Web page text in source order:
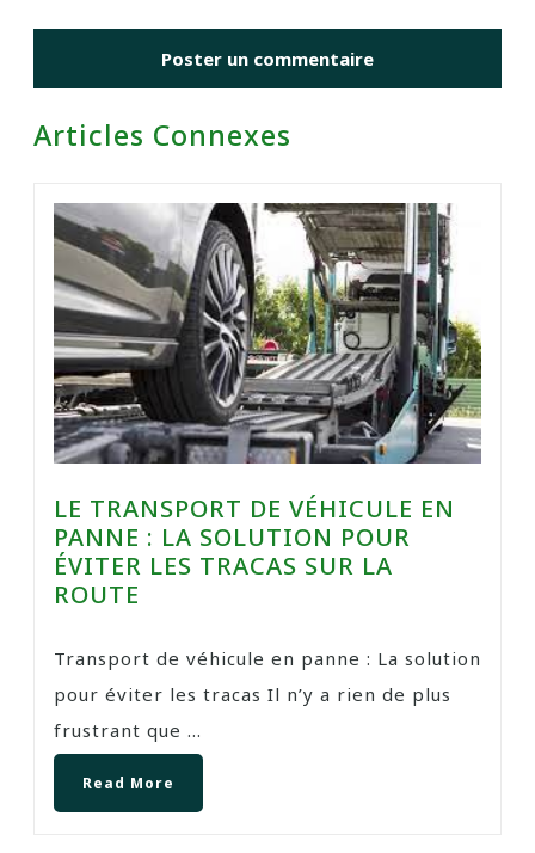
Articles Connexes
LE TRANSPORT DE VÉHICULE EN
PANNE : LA SOLUTION POUR
ÉVITER LES TRACAS SUR LA
ROUTE
Transport de véhicule en panne : La solution
pour éviter les tracas Il n’y a rien de plus
frustrant que ...
Read More